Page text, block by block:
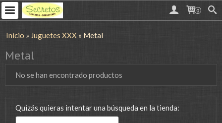
0
Inicio » Juguetes XXX » Metal
Metal
No se han encontrado productos
Quizás quieras intentar una búsqueda en la tienda: